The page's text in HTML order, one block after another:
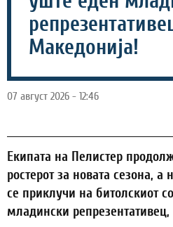
Македонија!
07 август 2026 - 12:46
Екипата на Пелистер
ростерот за новата сезона,
се приклучи на битолскиот
младински